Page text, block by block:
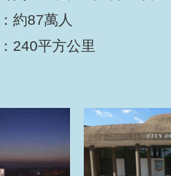
約87萬人
240平方公里